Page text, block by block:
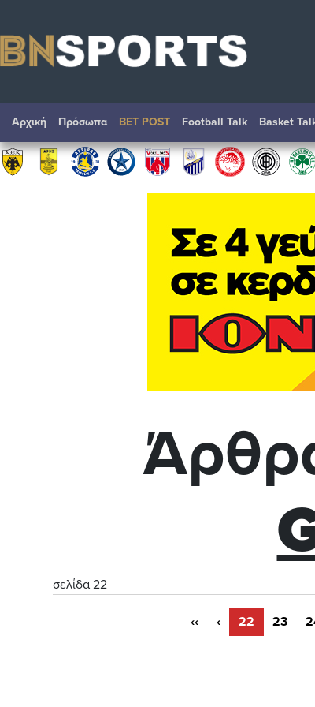
Αρχική Πρόσωπα BET POST Football Talk Basket
σελίδα 22
‹‹ ‹ 22 23